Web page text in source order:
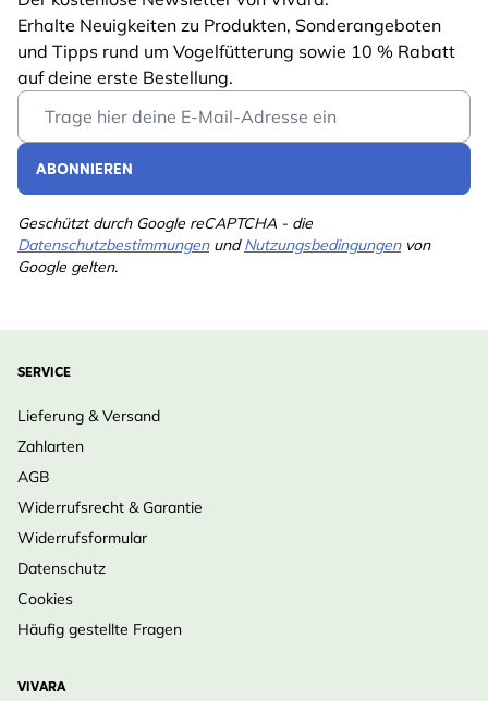
Haustieren
fernhalten
Ja
Erhalte Neuigkeiten zu Produkten, Sonderangeboten
und Tipps rund um Vogelfütterung sowie 10 % Rabatt
auf deine erste Bestellung.
Email Address
ABONNIEREN
Geschützt durch Google reCAPTCHA - die
DatenschutzbestimmungenundNutzungsbedingungenvon
Google gelten.
SERVICE
Lieferung & Versand
Zahlarten
AGB
Widerrufsrecht & Garantie
Widerrufsformular
Datenschutz
Cookies
Häufig gestellte Fragen
VIVARA